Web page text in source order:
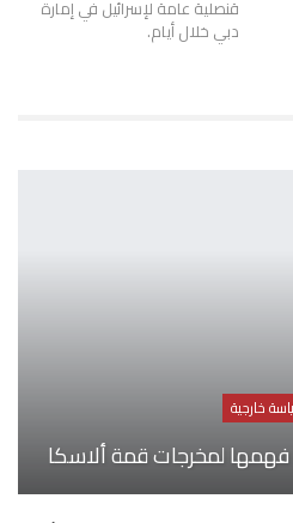
قنصلية عامة لإسرائيل في إمارة
دبي خلال أيام.
خارجية
لمخرجات قمة ألاسكا